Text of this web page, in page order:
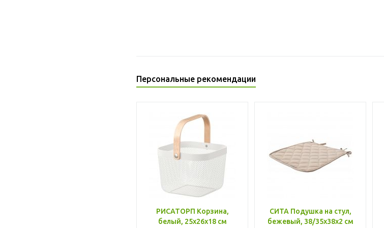
Персональные рекомендации
РИСАТОРП Корзина,
белый, 25x26x18 см
СИТА Подушка на стул,
бежевый, 38/35x38x2 см